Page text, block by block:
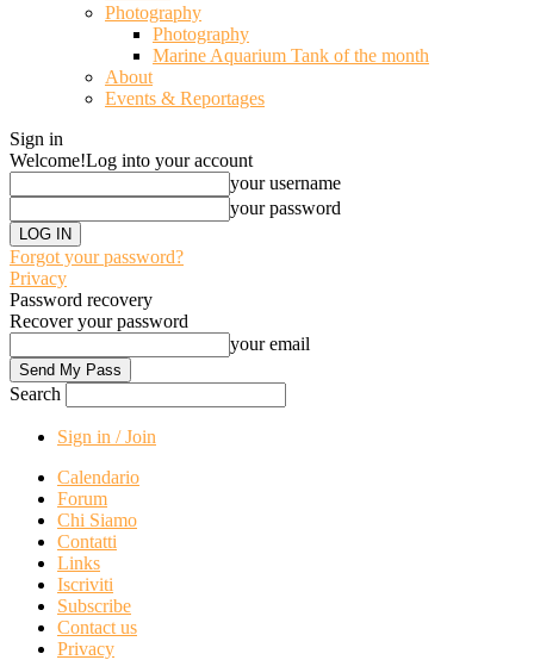
Photography
Photography
Marine Aquarium Tank of the month
About
Events & Reportages
Sign in
Welcome!Log into your account
your username
your password
Forgot your password?
Privacy
Password recovery
Recover your password
your email
Search
Sign in / Join
Calendario
Forum
Chi Siamo
Contatti
Links
Iscriviti
Subscribe
Contact us
Privacy